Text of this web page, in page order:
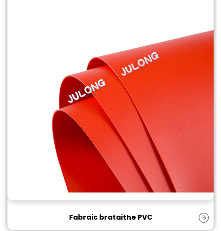
Fabraic brataithe PVC